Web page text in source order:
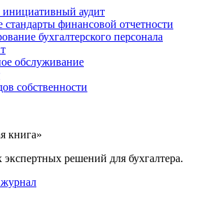
аудит
финансовой отчетности
бухгалтерского персонала
обслуживание
собственности
книга»
решений для бухгалтера.